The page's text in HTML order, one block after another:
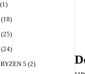
11
1818
2525
2424
5 22